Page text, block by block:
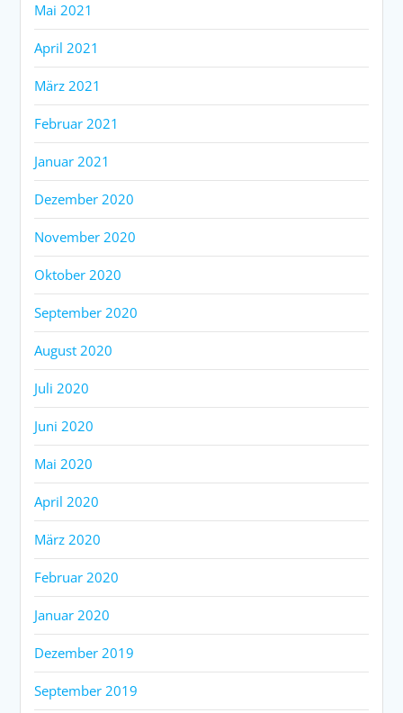
Mai 2021
April 2021
März 2021
Februar 2021
Januar 2021
Dezember 2020
November 2020
Oktober 2020
September 2020
August 2020
Juli 2020
Juni 2020
Mai 2020
April 2020
März 2020
Februar 2020
Januar 2020
Dezember 2019
September 2019